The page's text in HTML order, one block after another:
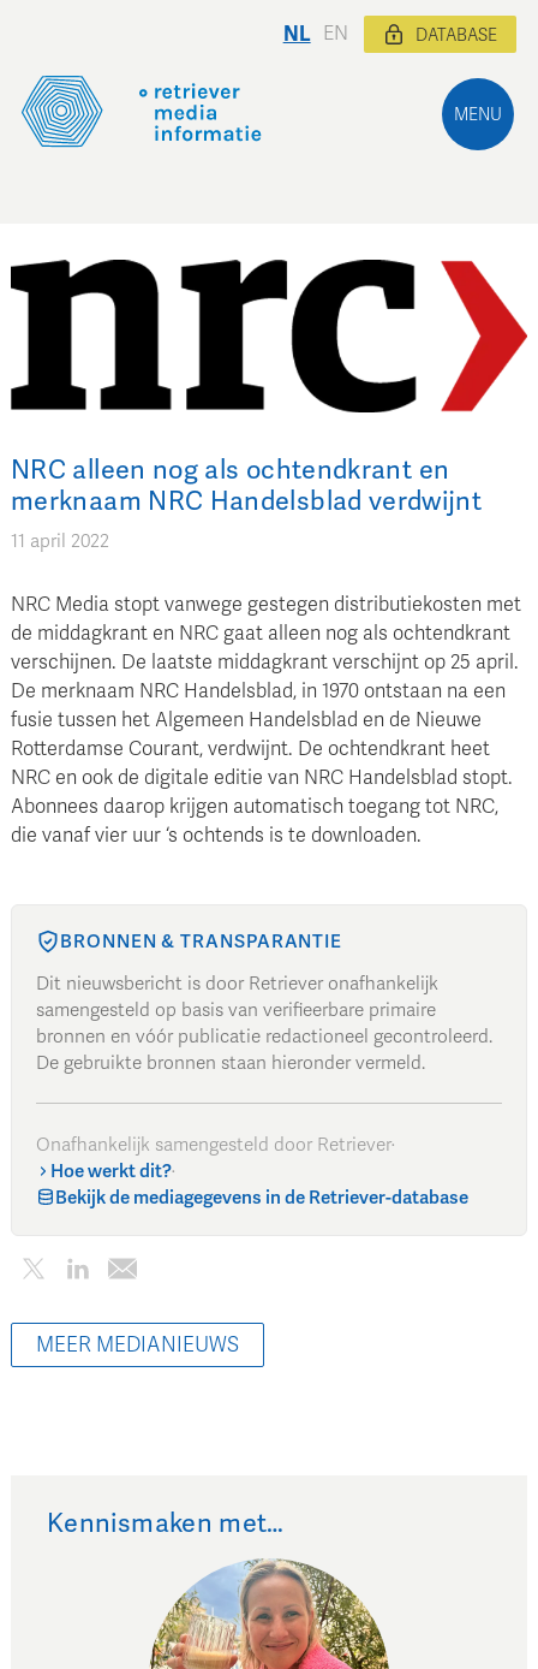
MENU
NL EN DATABASE
NRC alleen nog als ochtendkrant en
merknaam NRC Handelsblad verdwijnt
11 april 2022
NRC Media stopt vanwege gestegen distributiekosten met
de middagkrant en NRC gaat alleen nog als ochtendkrant
verschijnen. De laatste middagkrant verschijnt op 25 april.
De merknaam NRC Handelsblad, in 1970 ontstaan na een
fusie tussen het Algemeen Handelsblad en de Nieuwe
Rotterdamse Courant, verdwijnt. De ochtendkrant heet
NRC en ook de digitale editie van NRC Handelsblad stopt.
Abonnees daarop krijgen automatisch toegang tot NRC,
die vanaf vier uur ‘s ochtends is te downloaden.
BRONNEN & TRANSPARANTIE
Dit nieuwsbericht is door Retriever onafhankelijk
samengesteld op basis van verifieerbare primaire
bronnen en vóór publicatie redactioneel gecontroleerd.
De gebruikte bronnen staan hieronder vermeld.
Onafhankelijk samengesteld door Retriever·
Hoe werkt dit?·
Bekijk de mediagegevens in de Retriever-database
MEER MEDIANIEUWS
Kennismaken met…